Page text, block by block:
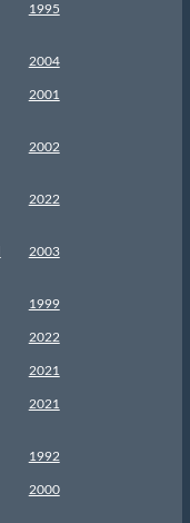
1995
2004
2001
2002
2022
2003
1999
2022
2021
2021
1992
2000